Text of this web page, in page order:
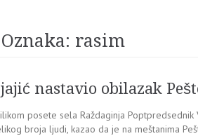
Oznaka: rasim
nastavio obilazak
posete sela Raždaginja
broja ljudi, kazao da je na meštanima